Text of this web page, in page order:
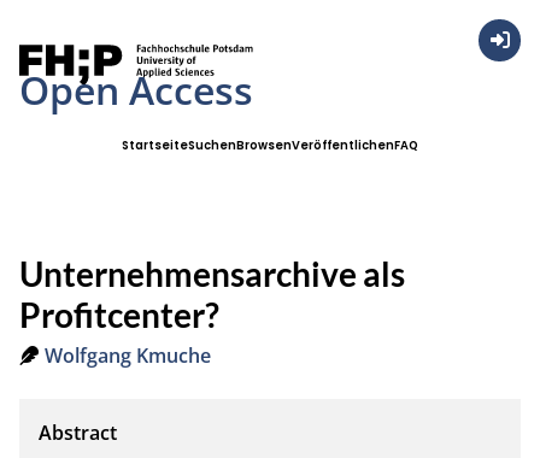
Open Access
StartseiteSuchenBrowsenVeröffentlichenFAQ
Unternehmensarchive als
Profitcenter?
Wolfgang Kmuche